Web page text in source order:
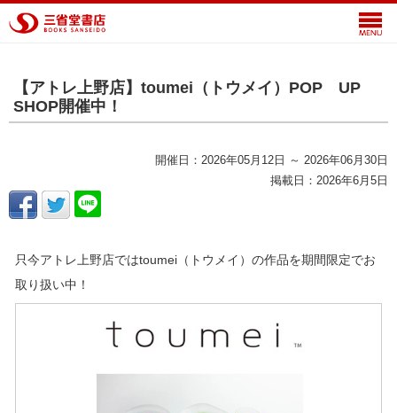
【アトレ上野店】toumei（トウメイ）POP UP
SHOP開催中！
開催日：2026年05月12日 ～ 2026年06月30日
掲載日：2026年6月5日
只今アトレ上野店ではtoumei（トウメイ）の作品を期間限定でお
取り扱い中！